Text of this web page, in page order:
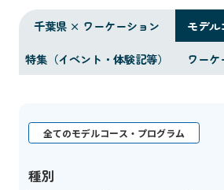
千葉県 × ワーケーション
モデル
特集（イベント・体験記等）
ワー
全てのモデルコース・プログラム
種別